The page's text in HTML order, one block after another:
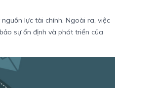
lực tài chính. Ngoài ra, việc
sự ổn định và phát triển của